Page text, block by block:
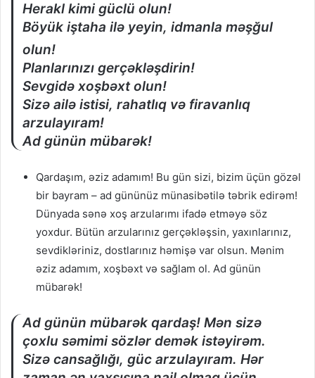
Herakl kimi güclü olun!
Böyük iştaha ilə yeyin, idmanla məşğul
olun!
Planlarınızı gerçəkləşdirin!
Sevgidə xoşbəxt olun!
Sizə ailə istisi, rahatlıq və firavanlıq
arzulayıram!
Ad günün mübarək!
Qardaşım, əziz adamım! Bu gün sizi, bizim üçün gözəl
bir bayram – ad gününüz münasibətilə təbrik edirəm!
Dünyada sənə xoş arzularımı ifadə etməyə söz
yoxdur. Bütün arzularınız gerçəkləşsin, yaxınlarınız,
sevdikləriniz, dostlarınız həmişə var olsun. Mənim
əziz adamım, xoşbəxt və sağlam ol. Ad günün
mübarək!
Ad günün mübarək qardaş! Mən sizə
çoxlu səmimi sözlər demək istəyirəm.
Sizə cansağlığı, güc arzulayıram. Hər